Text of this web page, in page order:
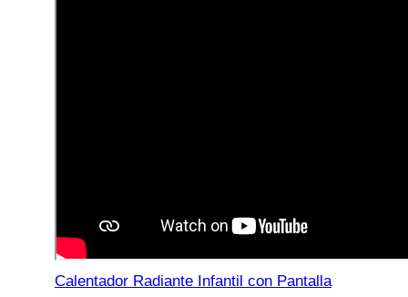
Calentador Radiante Infantil con Pantalla